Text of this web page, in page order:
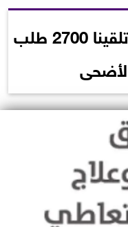
صندوق مكافحة الإدمان: تلقينا 2700 طلب